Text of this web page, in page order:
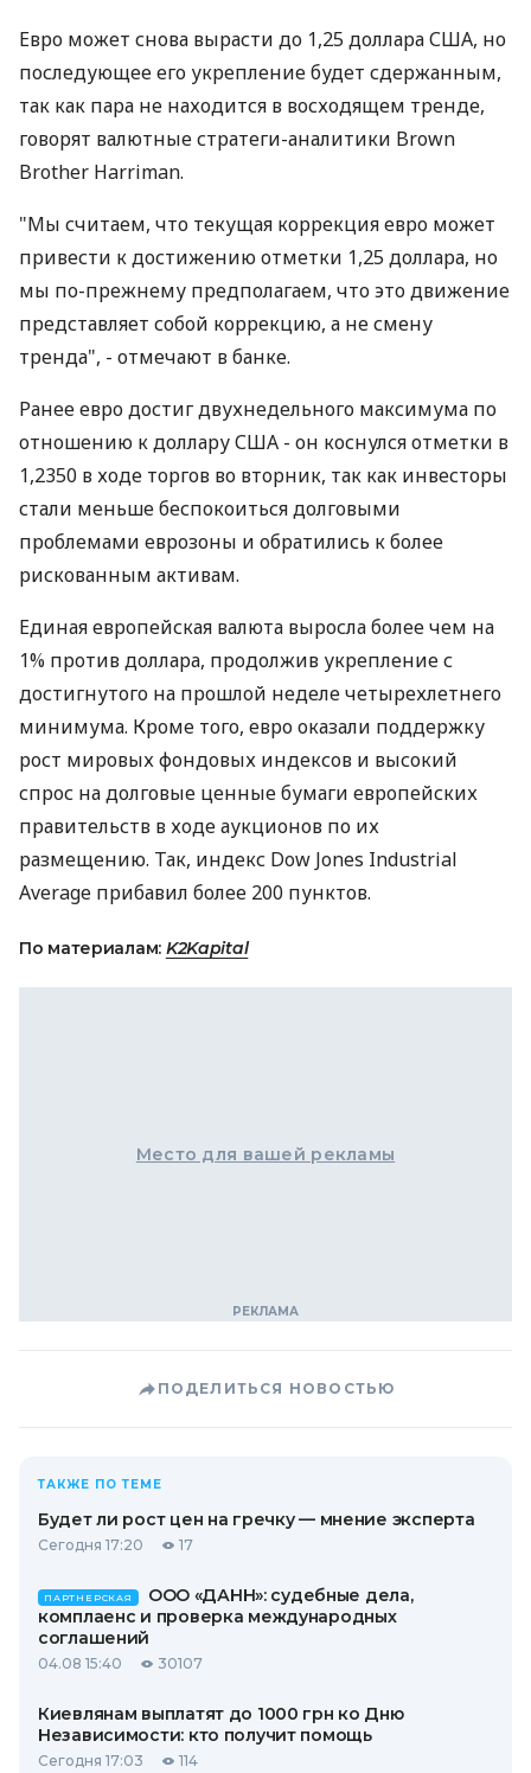
Евро может снова вырасти до 1,25 доллара США, но
последующее его укрепление будет сдержанным,
так как пара не находится в восходящем тренде,
говорят валютные стратеги-аналитики Brown
Brother Harriman.
"Мы считаем, что текущая коррекция евро может
привести к достижению отметки 1,25 доллара, но
мы по-прежнему предполагаем, что это движение
представляет собой коррекцию, а не смену
тренда", - отмечают в банке.
Ранее евро достиг двухнедельного максимума по
отношению к доллару США - он коснулся отметки в
1,2350 в ходе торгов во вторник, так как инвесторы
стали меньше беспокоиться долговыми
проблемами еврозоны и обратились к более
рискованным активам.
Единая европейская валюта выросла более чем на
1% против доллара, продолжив укрепление с
достигнутого на прошлой неделе четырехлетнего
минимума. Кроме того, евро оказали поддержку
рост мировых фондовых индексов и высокий
спрос на долговые ценные бумаги европейских
правительств в ходе аукционов по их
размещению. Так, индекс Dow Jones Industrial
Average прибавил более 200 пунктов.
По материалам: K2Kapital
Место для вашей рекламы
ПОДЕЛИТЬСЯ НОВОСТЬЮ
ТАКЖЕ ПО ТЕМЕ
Будет ли рост цен на гречку — мнение эксперта
Сегодня 17:20 17
ПАРТНЕРСКАЯ
ООО «ДАНН»: судебные дела,
комплаенс и проверка международных
соглашений
04.08 15:40 30107
Киевлянам выплатят до 1000 грн ко Дню
Независимости: кто получит помощь
Сегодня 17:03 114